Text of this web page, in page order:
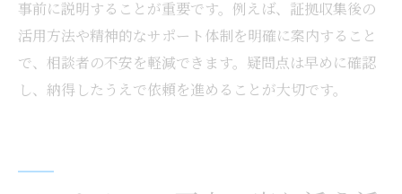
事前に説明することが重要です。例えば、証拠収集後の
活用方法や精神的なサポート体制を明確に案内すること
で、相談者の不安を軽減できます。疑問点は早めに確認
し、納得したうえで依頼を進めることが大切です。